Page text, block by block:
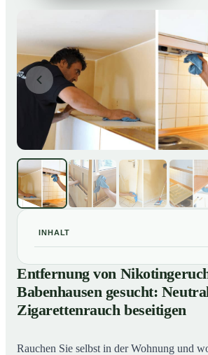
INHALT
01 Entfernung von Nikotingeruch in
gesucht: Neutralisieren und
So entfernen wir Nikotingeruch in
nachhaltig
Entfernung von
Babenhausen gesucht:
Zigarettenrauch beseitigen
Rauchen Sie selbst in der Wohnung und